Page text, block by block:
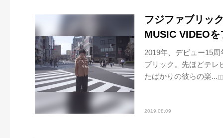
フジファブリッ
MUSIC VIDEO
2019年、デビュー15
ブリック。先ほどテレ
たばかりの彼らの楽...
2019.08.09